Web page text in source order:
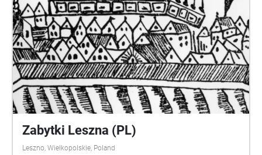
Zabytki Leszna (PL)
Leszno, Wielkopolskie, Poland